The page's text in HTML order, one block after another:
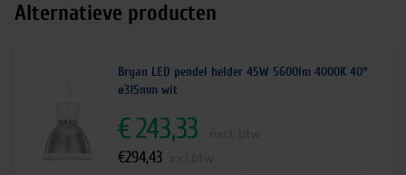
Alternatieve producten
Bryan LED pendel helder 45W 5600lm 4000K 40°
ø315mm wit
€243,33
€294,43